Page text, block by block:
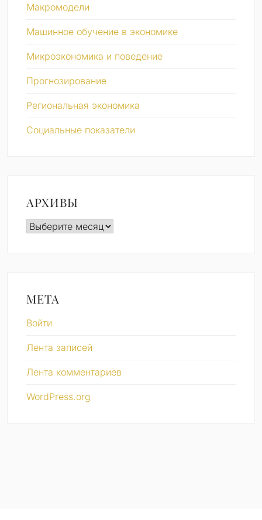
Макромодели
Машинное обучение в экономике
Микроэкономика и поведение
Прогнозирование
Региональная экономика
Социальные показатели
АРХИВЫ
Архивы
МЕТА
Войти
Лента записей
Лента комментариев
WordPress.org